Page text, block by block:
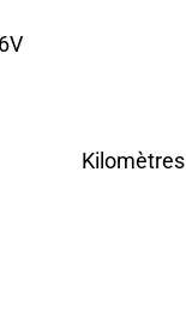
Kilomètres